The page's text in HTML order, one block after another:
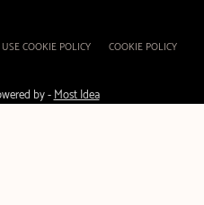
COOKIE POLICY COOKIE POLICY
by -Most Idea